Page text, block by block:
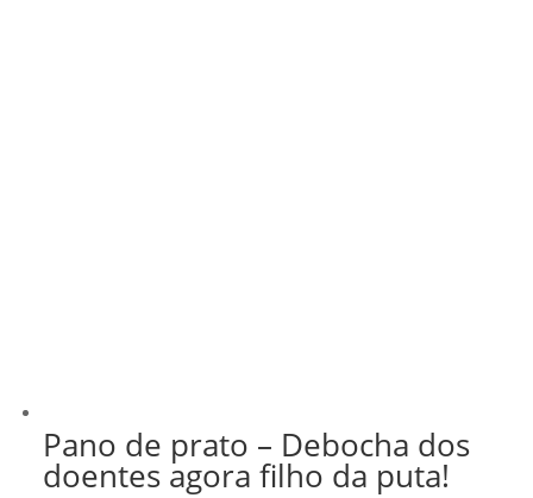
Pano de prato – Debocha dos
doentes agora filho da puta!